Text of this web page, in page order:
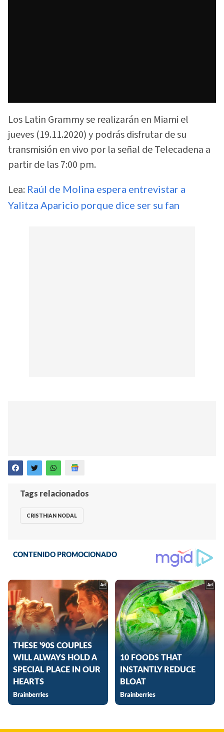
Los Latin Grammy se realizarán en Miami el
jueves (19.11.2020) y podrás disfrutar de su
transmisión en vivo por la señal de Telecadena a
partir de las 7:00 pm.
Lea: Raúl de Molina espera entrevistar a
Yalitza Aparicio porque dice ser su fan
Tags relacionados
CRISTHIAN NODAL